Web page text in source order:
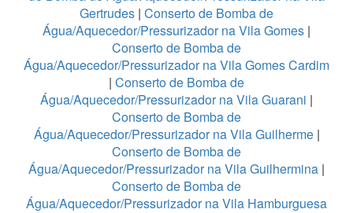
Gertrudes | Conserto de Bomba de
Água/Aquecedor/Pressurizador na Vila Gomes |
Conserto de Bomba de
Água/Aquecedor/Pressurizador na Vila Gomes Cardim
| Conserto de Bomba de
Água/Aquecedor/Pressurizador na Vila Guarani |
Conserto de Bomba de
Água/Aquecedor/Pressurizador na Vila Guilherme|
Conserto de Bomba de
Água/Aquecedor/Pressurizador na Vila Guilhermina |
Conserto de Bomba de
Água/Aquecedor/Pressurizador na Vila Hamburguesa